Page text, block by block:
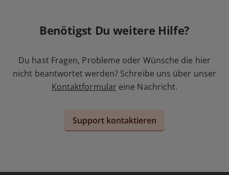
Benötigst Du weitere Hilfe?
Du hast Fragen, Probleme oder Wünsche die hier
nicht beantwortet werden? Schreibe uns über unser
Kontaktformular eine Nachricht.
Support kontaktieren